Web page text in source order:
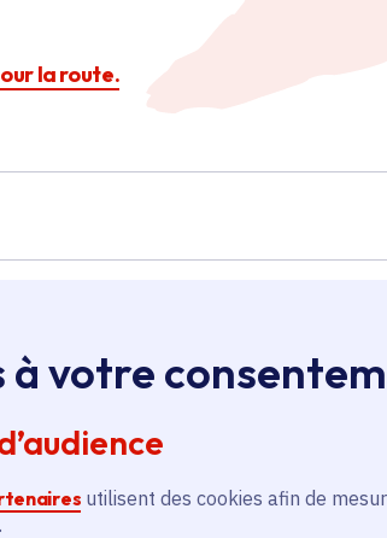
à votre
utilisent des cookies afin de
la route.
Aménagement cyclable
RD116